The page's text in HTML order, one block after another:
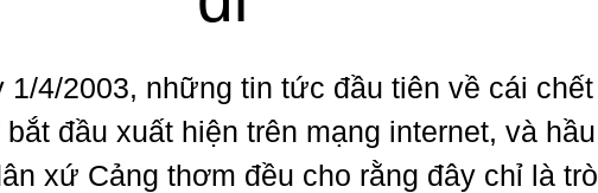
1/4/2003, những tin tức đầu tiên về cái chết
bắt đầu xuất hiện trên mạng internet, và hầu
xứ Cảng thơm đều cho rằng đây chỉ là trò